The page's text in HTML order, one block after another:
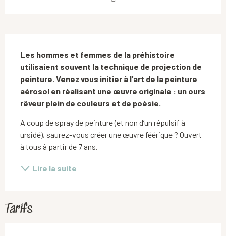
Les hommes et femmes de la préhistoire
utilisaient souvent la technique de projection de
peinture. Venez vous initier à l’art de la peinture
aérosol en réalisant une œuvre originale : un ours
rêveur plein de couleurs et de poésie.
A coup de spray de peinture (et non d’un répulsif à
ursidé), saurez-vous créer une œuvre féérique ? Ouvert
à tous à partir de 7 ans.
Lire la suite
Tarifs